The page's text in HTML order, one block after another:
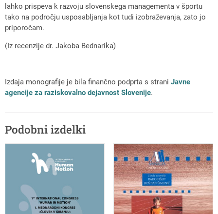
lahko prispeva k razvoju slovenskega managementa v športu
tako na področju usposabljanja kot tudi izobraževanja, zato jo
priporočam.
(Iz recenzije dr. Jakoba Bednarika)
Izdaja monografije je bila finančno podprta s strani Javne
agencije za raziskovalno dejavnost Slovenije.
Podobni izdelki